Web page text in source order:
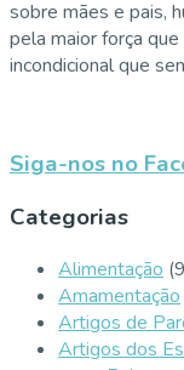
sobre mães e pais,
pela maior força
incondicional que
Siga-nos no
Categorias
Alimentação
Amamentação
Artigos de
Artigos dos